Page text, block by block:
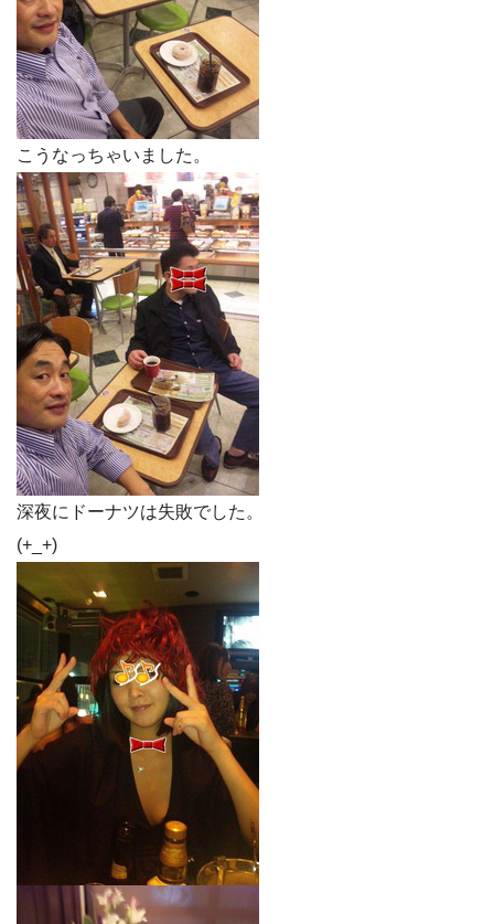
こうなっちゃいました。
深夜にドーナツは失敗でした。
(+_+)